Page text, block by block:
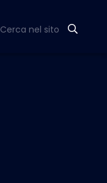
Cerca nel sito